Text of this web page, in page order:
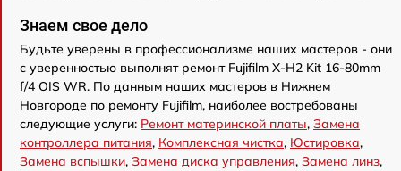
Знаем свое дело
Будьте уверены в профессионализме наших мастеров - они
с уверенностью выполнят ремонт Fujifilm X-H2 Kit 16-80mm
f/4 OIS WR. По данным наших мастеров в Нижнем
Новгороде по ремонту Fujifilm, наиболее востребованы
следующие услуги: Ремонт материнской платы, Замена
контроллера питания, Комплексная чистка, Юстировка,
Замена вспышки, Замена диска управления, Замена линз,